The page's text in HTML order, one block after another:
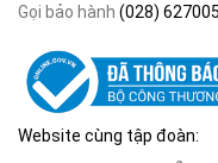
Gọi bảo hành (028)
Website cùng tập đoàn: